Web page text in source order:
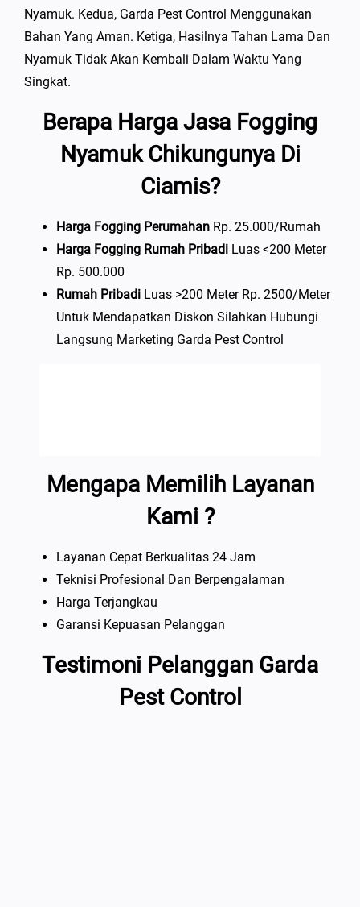
Nyamuk. Kedua, Garda Pest Control Menggunakan
Bahan Yang Aman. Ketiga, Hasilnya Tahan Lama Dan
Nyamuk Tidak Akan Kembali Dalam Waktu Yang
Singkat.
Berapa Harga Jasa Fogging
Nyamuk Chikungunya Di
Ciamis?
Harga Fogging Perumahan Rp. 25.000/rumah
Harga Fogging Rumah Pribadi Luas <200 Meter
Rp. 500.000
Rumah Pribadi Luas >200 Meter Rp. 2500/meter
Untuk Mendapatkan Diskon Silahkan Hubungi
Langsung Marketing Garda Pest Control
Mengapa Memilih Layanan
Kami ?
Layanan Cepat Berkualitas 24 Jam
Teknisi Profesional Dan Berpengalaman
Harga Terjangkau
Garansi Kepuasan Pelanggan
Testimoni Pelanggan Garda
Pest Control